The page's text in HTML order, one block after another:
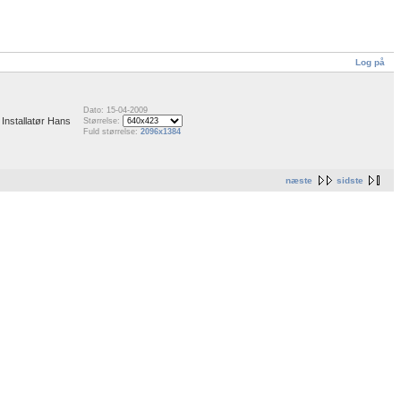
Log på
Hans
Dato: 15-04-2009
Størrelse:
Fuld størrelse: 2096x1384
næste sidste